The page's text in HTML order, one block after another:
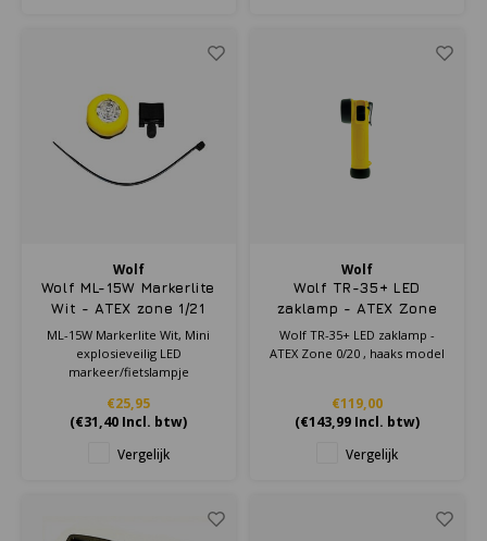
Wolf
Wolf ML-15W Markerlite
Wit - ATEX zone 1/21
ML-15W Markerlite Wit, Mini
explosieveilig LED
markeer/fietslampje
€25,95
(€31,40 Incl. btw)
Vergelijk
Wolf
Wolf TR-35+ LED
zaklamp - ATEX Zone
0/20 , haaks model
Wolf TR-35+ LED zaklamp -
ATEX Zone 0/20 , haaks model
€119,00
(€143,99 Incl. btw)
Vergelijk